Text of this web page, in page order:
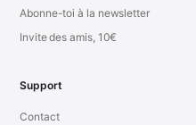
Abonne-toi à la newsletter
Invite des amis, 10€
Support
Contact